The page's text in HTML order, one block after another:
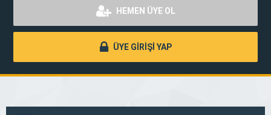
HEMEN ÜYE OL
ÜYE GİRİŞİ YAP